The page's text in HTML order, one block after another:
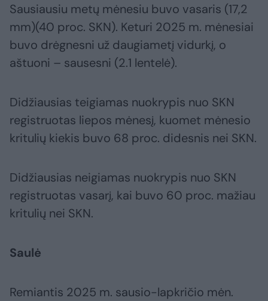
Sausiausiu metų mėnesiu buvo vasaris (17,2
mm)(40 proc. SKN). Keturi 2025 m. mėnesiai
buvo drėgnesni už daugiametį vidurkį, o
aštuoni – sausesni (2.1 lentelė).
Didžiausias teigiamas nuokrypis nuo SKN
registruotas liepos mėnesį, kuomet mėnesio
kritulių kiekis buvo 68 proc. didesnis nei SKN.
Didžiausias neigiamas nuokrypis nuo SKN
registruotas vasarį, kai buvo 60 proc. mažiau
kritulių nei SKN.
Saulė
Remiantis 2025 m. sausio-lapkričio mėn.